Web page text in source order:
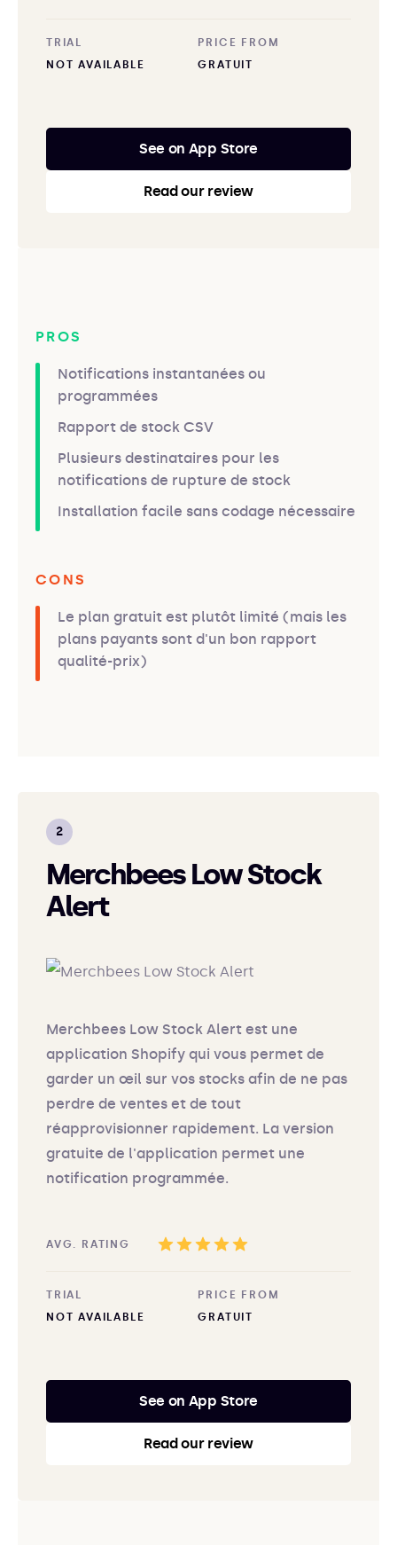
TRIAL
NOT AVAILABLE
PRICE FROM
GRATUIT
See on App Store
Read our review
PROS
Notifications instantanées ou
programmées
Rapport de stock CSV
Plusieurs destinataires pour les
notifications de rupture de stock
Installation facile sans codage nécessaire
CONS
Le plan gratuit est plutôt limité (mais les
plans payants sont d'un bon rapport
qualité-prix)
Merchbees Low Stock
Alert
Merchbees Low Stock Alert est une
application Shopify qui vous permet de
garder un œil sur vos stocks afin de ne pas
perdre de ventes et de tout
réapprovisionner rapidement. La version
gratuite de l'application permet une
notification programmée.
AVG. RATING
TRIAL
NOT AVAILABLE
PRICE FROM
GRATUIT
See on App Store
Read our review